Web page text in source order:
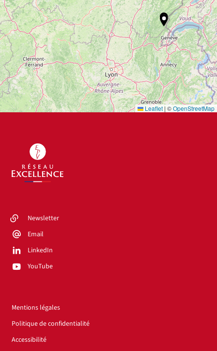
Leaflet | ©OpenStreetMap
Newsletter
Email
LinkedIn
YouTube
Mentions légales
Politique de confidentialité
Accessibilité